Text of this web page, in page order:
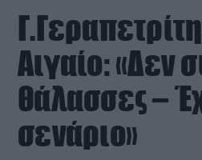
Αιγαίο: «Δεν
θάλασσες –
σενάριο»